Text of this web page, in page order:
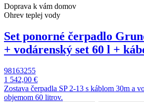
Doprava k vám domov
Ohrev teplej vody
Set ponorné čerpadlo
+ vodárenský set 60 l +
98163255
1 542,00 €
Zostava čerpadla SP 2-13 s káblom 30m a
objemom 60 litrov.